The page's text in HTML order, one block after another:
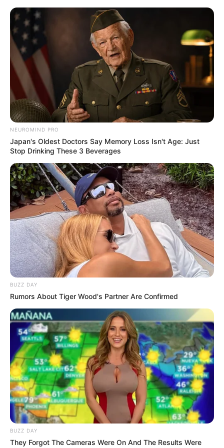
Skip
content
Soljanka
April 22, 2024 byAnna_Muller
Title: Das Herz der Ostküche: Soljanka Rezept
NEUROMIND PRO
Japan's Oldest Doctors Say Memory Loss Isn't Age: Just
Stop Drinking These 3 Beverages
BUZZ DAY
Rumors About Tiger Wood's Partner Are Confirmed
BUZZ DAY
They Forgot The Cameras Were On And The Results Were